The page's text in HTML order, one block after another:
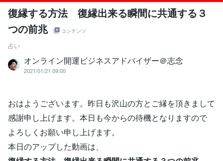
復縁する方法 復縁出来る瞬間に共通する３
つの前兆
コンテンツ
占い
オンライン開運ビジネスアドバイザー＠志念
2021/01/21 09:00
おはようございます。昨日も沢山の方とご縁を頂きまして
感謝申し上げます。本日も今からの待機となりますので
よろしくお願い申し上げます。
本日のアップした動画は、